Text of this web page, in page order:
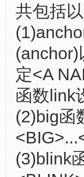
共包括
定<A
函数link
(2)big函
(3)blink